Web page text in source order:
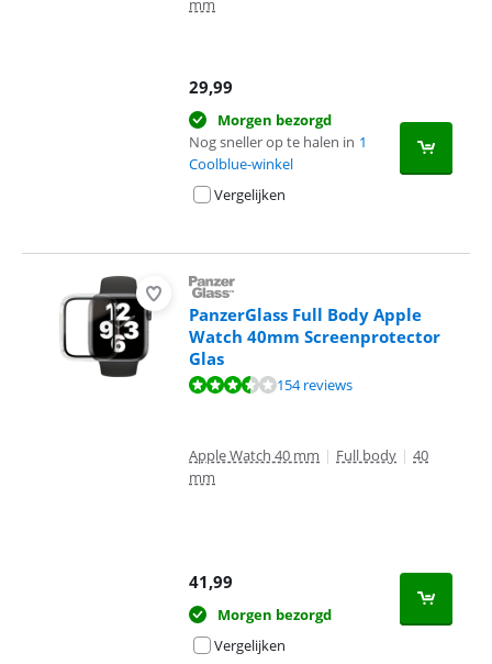
mm
29,99
Morgen bezorgd
Nog sneller op te halen in 1
Coolblue-winkel
Vergelijken
PanzerGlass Full Body Apple
Watch 40mm Screenprotector
Glas
Beoordeling is 7,1 van de 10, gebaseerd op 154 reviews.
154 reviews
Apple Watch 40 mm | Full body | 40
mm
41,99
Morgen bezorgd
Vergelijken